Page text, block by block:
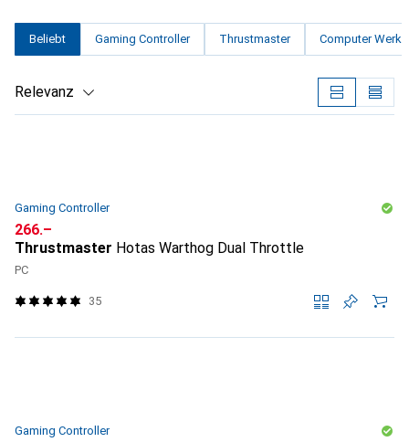
Beliebt Gaming Controller Thrustmaster Computer
Relevanz
Gaming Controller
CHF
266.–
Thrustmaster Hotas Warthog Dual Throttle
PC
35
Gaming Controller